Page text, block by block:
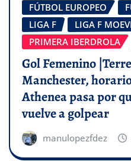
FÚTBOL EUROPEO
LIGA F
LIGA F
PRIMERA IBERDROLA
Gol Femenino
Manchester,
Athenea pasa por
vuelve a golpear
manulopezfdez